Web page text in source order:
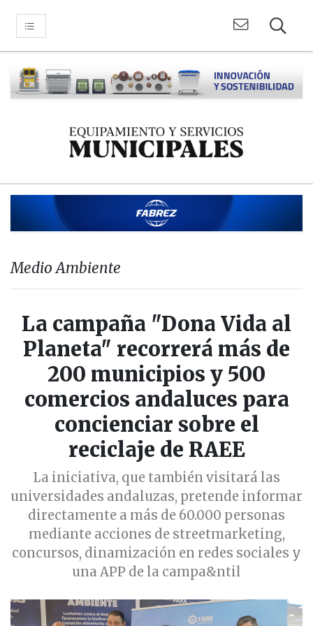
Medio Ambiente
La campaña "Dona Vida al
Planeta" recorrerá más de
200 municipios y 500
comercios andaluces para
concienciar sobre el
reciclaje de RAEE
La iniciativa, que también visitará las
universidades andaluzas, pretende informar
directamente a más de 60.000 personas
mediante acciones de streetmarketing,
concursos, dinamización en redes sociales y
una APP de la campa&ntil